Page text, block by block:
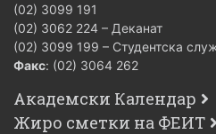
(02) 3099 191
(02) 3062 224 – Деканат
(02) 3099 199 – Студентска
Факс: (02) 3064 262
Академски Календар
Жиро сметки на ФЕИТ